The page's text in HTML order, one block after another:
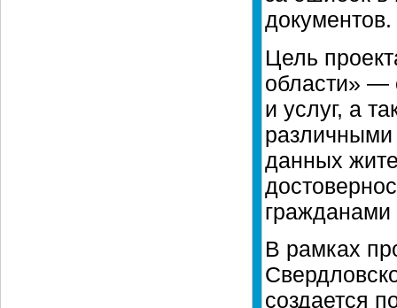
документов.
Цель
области» —
и услуг, а
данных
гражданами
В рамках
создается